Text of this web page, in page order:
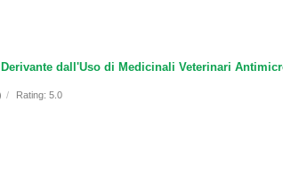
dall'Uso di Medicinali Veterinari
/ Rating: 5.0